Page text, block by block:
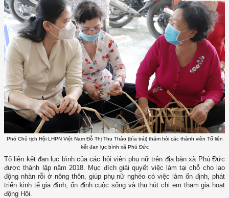
Phó Chủ tịch Hội LHPN Việt Nam Đỗ Thị Thu Thảo (bìa trái) thăm hỏi các thành viên Tổ liên
kết đan lục bình xã Phú Đức
Tổ liên kết đan lục bình của các hội viên phụ nữ trên địa bàn xã Phú Đức
được thành lập năm 2018. Mục đích giải quyết việc làm tại chỗ cho lao
động nhàn rỗi ở nông thôn, giúp phụ nữ nghèo có việc làm ổn định, phát
triển kinh tế gia đình, ổn định cuộc sống và thu hút chị em tham gia hoạt
động Hội.